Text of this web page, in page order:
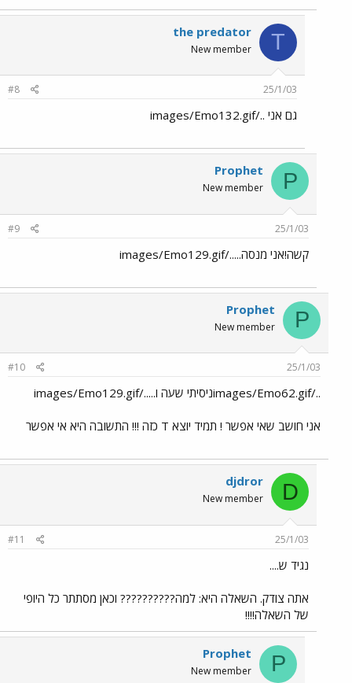
T
the predator
New member
25/1/03
#8
גם אני ../images/Emo132.gif
P
Prophet
New member
25/1/03
#9
קשה!אני מנסה...../images/Emo129.gif
P
Prophet
New member
25/1/03
#10
../images/Emo62.gifניסיתי שעה ו...../images/Emo129.gif
אני חושב שאי אפשר ! תמיד יוצא T כזה !!! התשובה היא אי אפשר
D
djdror
New member
25/1/03
#11
נגיד ש....
אתה צודק. השאלה היא: למה?????????? וכאן מסתתר כל היופי
של השאלה!!!!
P
Prophet
New member